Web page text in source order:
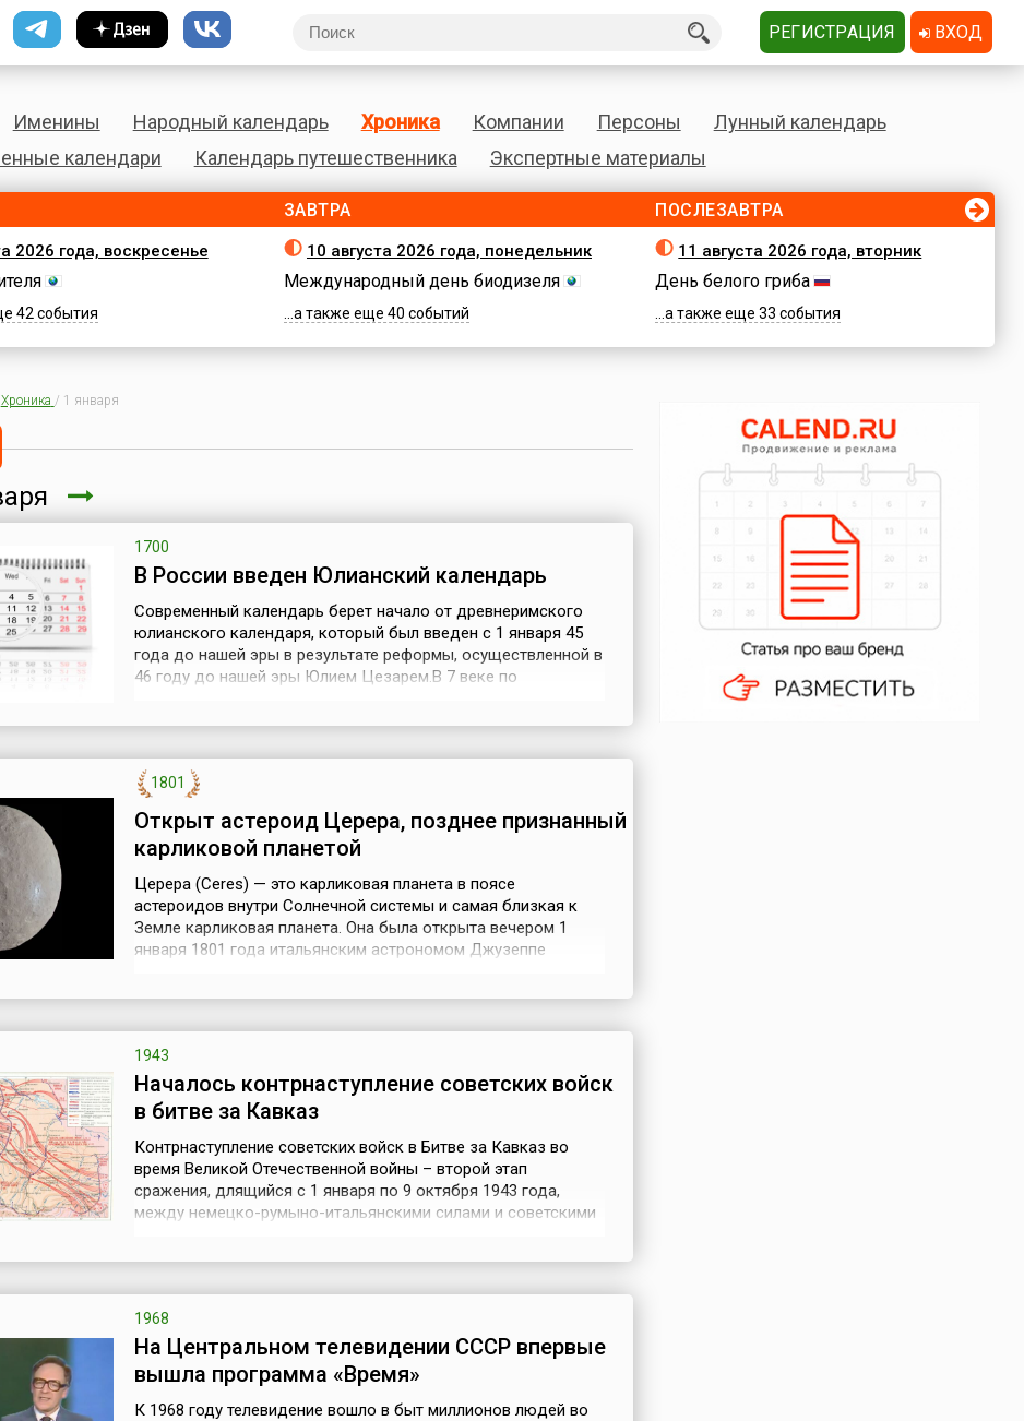
Именины Народный календарь Хроника Компании Персоны
Лунный календарь
календари
Календарь путешественника Экспертные материалы
2026 года, воскресенье
42 события
ЗАВТРА
10 августа 2026 года, понедельник
Международный день биодизеля
...а также еще 40 событий
ПОСЛЕЗАВТРА
11 августа 2026 года, вторник
День белого гриба
...а также еще 33 события
Хроника / 1 января
1700
В России введен Юлианский календарь
Современный календарь берет начало от древнеримского
юлианского календаря, который был введен с 1 января 45
года до нашей эры в результате реформы, осуществленной в
46 году до нашей эры Юлием Цезарем.В 7 веке по
православной византийск...
1801
Открыт астероид Церера, позднее признанный
карликовой планетой
Церера (Ceres) — это карликовая планета в поясе
астероидов внутри Солнечной системы и самая близкая к
Земле карликовая планета. Она была открыта вечером 1
января 1801 года итальянским астрономом Джузеппе
то к астероидам, то к планетам....
1943
Началось контрнаступление советских войск
в битве за Кавказ
Контрнаступление советских войск в Битве за Кавказ во
время Великой Отечественной войны – второй этап
сражения, длящийся с 1 января по 9 октября 1943 года,
между немецко-румыно-итальянскими силами и советскими
июля – 31 декабря 1942 года). В п...
1968
На Центральном телевидении СССР впервые
вышла программа «Время»
К 1968 году телевидение вошло в быт миллионов людей во
РЕГИСТРАЦИЯ ВХОД